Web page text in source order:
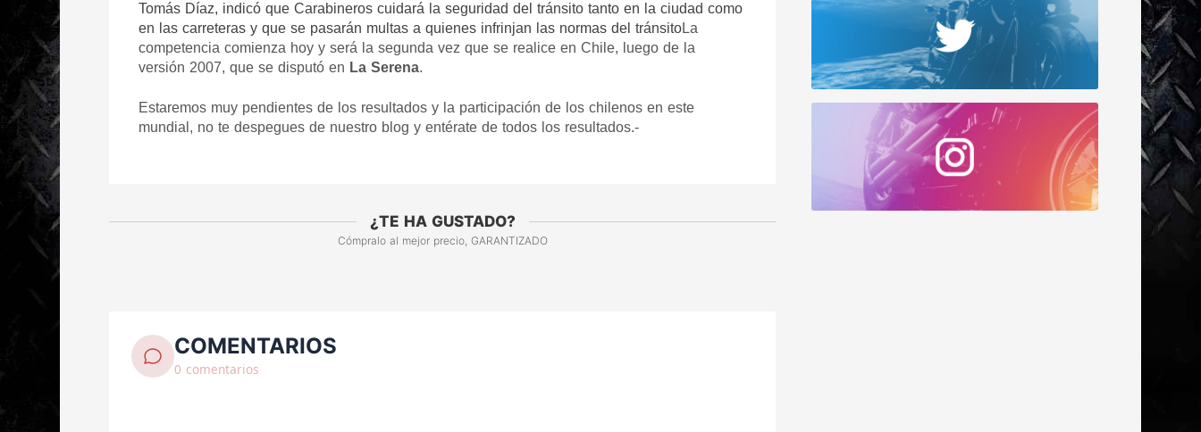
Tomás Díaz, indicó que Carabineros cuidará la seguridad del tránsito tanto en la ciudad como
en las carreteras y que se pasarán multas a quienes infrinjan las normas del tránsitoLa
competencia comienza hoy y será la segunda vez que se realice en Chile, luego de la
versión 2007, que se disputó en La Serena.
Estaremos muy pendientes de los resultados y la participación de los chilenos en este
mundial, no te despegues de nuestro blog y entérate de todos los resultados.-
¿TE HA GUSTADO?
Cómpralo al mejor precio, GARANTIZADO
COMENTARIOS
0 comentarios